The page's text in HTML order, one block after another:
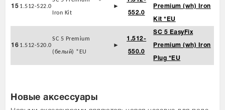
15 1.512-522.0
Iron Kit
►
552.0
Premium (wh) Iron
Kit *EU
16 1.512-520.0
SC 5 Premium
(белый) *EU
►
1.512-
550.0
SC 5 EasyFix
Premium (wh) Iron
Plug *EU
Новые аксессуары